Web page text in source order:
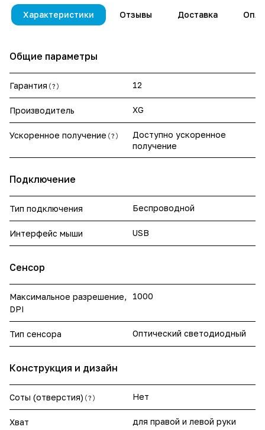
Характеристики Отзывы Доставка
Общие параметры
Гарантия ? 12
Производитель XG
Ускоренное получение ?
Доступно ускоренное
получение
Подключение
Тип подключения Беспроводной
Интерфейс мыши USB
Сенсор
Максимальное разрешение,
DPI
1000
Тип сенсора Оптический светодиодный
Конструкция и дизайн
Соты (отверстия) ? Нет
Хват для правой и левой руки